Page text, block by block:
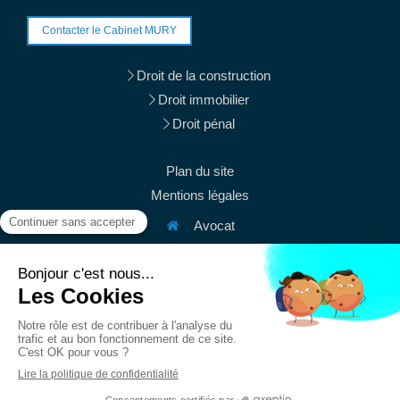
Contacter le Cabinet MURY
Droit de la construction
Droit immobilier
Droit pénal
Plan du site
Mentions légales
Avocat
38 rue du Mont Thabor
Afficher le téléphone
contact@mury-avocats.fr
DuLundiauVendredi